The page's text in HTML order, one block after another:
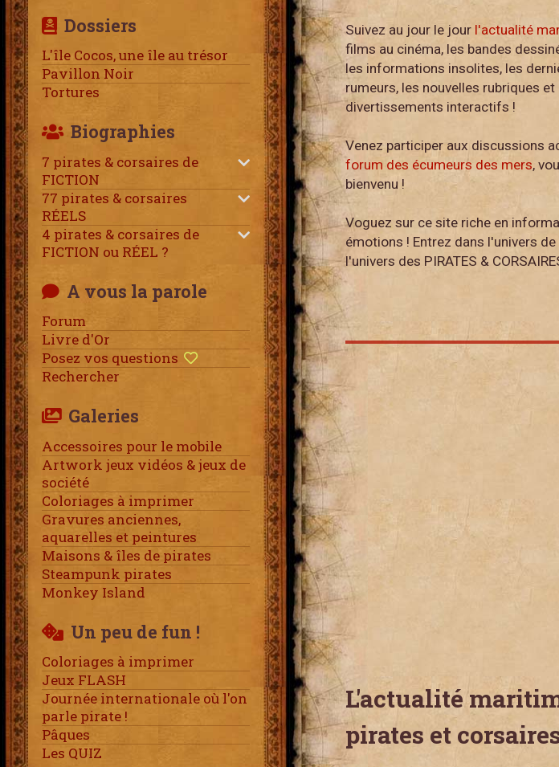
Suivez au jour le jour l'actualité
films au cinéma, les bandes
les informations insolites, les
rumeurs, les nouvelles rubriques et
divertissements interactifs !
Venez participer aux discussions
forum des écumeurs des mers,
bienvenu !
Voguez sur ce site riche en
émotions ! Entrez dans l'univers
l'univers des PIRATES &
L'actualité
pirates et
Dossiers
L'île Cocos, une île au trésor
Pavillon Noir
Tortures
Biographies
7 pirates & corsaires de
FICTION
77 pirates & corsaires
RÉELS
4 pirates & corsaires de
FICTION ou RÉEL ?
A vous la parole
Forum
Livre d'Or
Posez vos questions
Rechercher
Galeries
Accessoires pour le mobile
Artwork jeux vidéos & jeux de
société
Coloriages à imprimer
Gravures anciennes,
aquarelles et peintures
Maisons & îles de pirates
Steampunk pirates
Monkey Island
Un peu de fun !
Coloriages à imprimer
Jeux FLASH
Journée internationale où l'on
parle pirate !
Pâques
Les QUIZ